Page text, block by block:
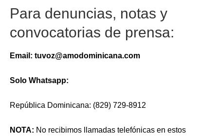
Para denuncias, notas y
convocatorias de prensa:
Email: tuvoz@amodominicana.com
Solo Whatsapp:
República Dominicana: (829) 729-8912
NOTA: No recibimos llamadas telefónicas en estos